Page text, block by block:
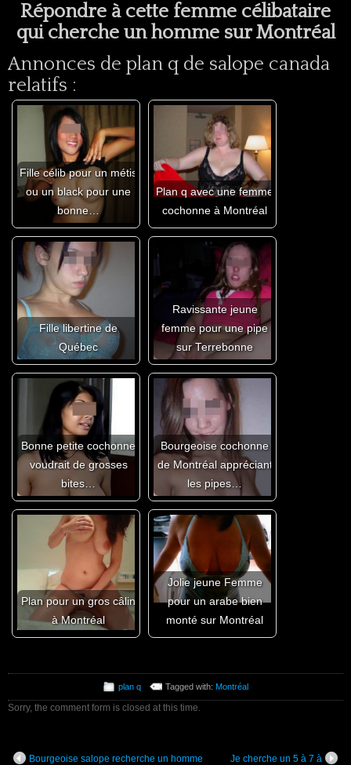
Répondre à cette femme célibataire
qui cherche un homme sur Montréal
Annonces de plan q de salope canada
relatifs :
Fille célib pour un métis
ou un black pour une
bonne…
Plan q avec une femme
cochonne à Montréal
Fille libertine de
Québec
Ravissante jeune
femme pour une pipe
sur Terrebonne
Bonne petite cochonne
voudrait de grosses
bites…
Bourgeoise cochonne
de Montréal appréciant
les pipes…
Plan pour un gros câlin
à Montréal
Jolie jeune Femme
pour un arabe bien
monté sur Montréal
plan q Tagged with: Montréal
Sorry, the comment form is closed at this time.
Bourgeoise salope recherche un homme
Je cherche un 5 à 7 à